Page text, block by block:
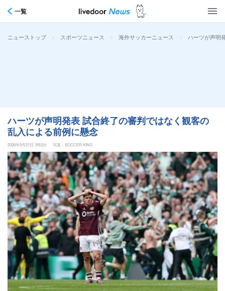
一覧
ニューストップ > スポーツニュース > 海外サッカーニュース > ハーツが声明
ハーツが声明発表 試合終了の審判ではなく観客の
乱入による前例に懸念
2026年5月21日 1時2分 写真：SOCCER KING